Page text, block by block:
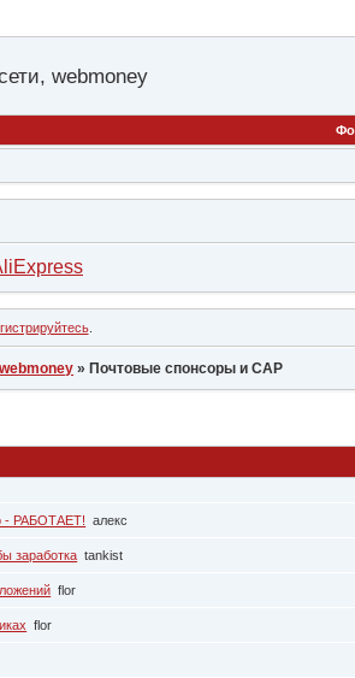
webmoney
.
» Почтовые спонсоры и САР
- РАБОТАЕТ! алекс
заработка tankist
flor
flor